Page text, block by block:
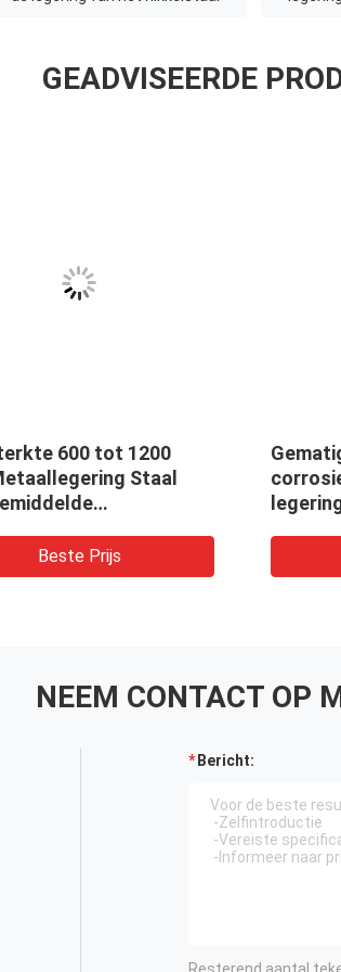
GEADVISEERDE
Gematigde tot hoge
corrosiebestendigheid
legeringsstaal Metalen dikte
voor industriële toepassingen
Beste Prijs
NEEM CONTACT OP
Bericht:
Resterend aantal